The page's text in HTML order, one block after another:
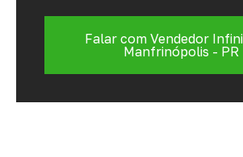
Falar com Vendedor
Manfrinópolis - PR